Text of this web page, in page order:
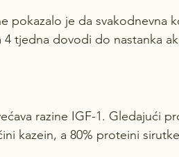
pokazalo je da svakodnevna
tjedna dovodi do nastanka
razine IGF-1. Gledajući
kazein, a 80% proteini